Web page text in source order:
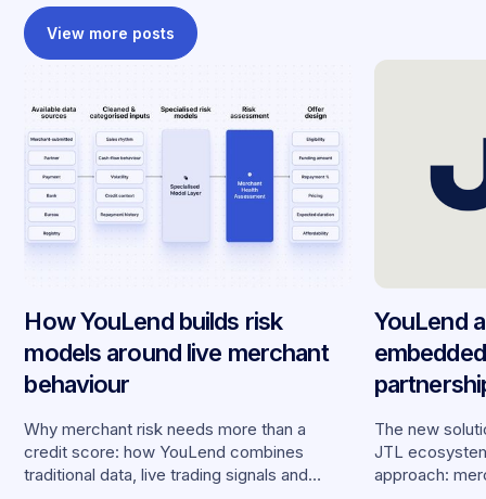
View more posts
How YouLend builds risk
models around live merchant
behaviour
Why merchant risk needs more than a
credit score: how YouLend combines
traditional data, live trading signals and
YouLend
The new
JTL
approach: